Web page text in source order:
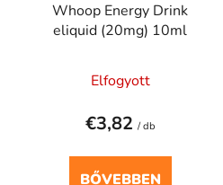
Whoop Energy Drink
eliquid (20mg) 10ml
Elfogyott
€3,82 / db
BŐVEBBEN